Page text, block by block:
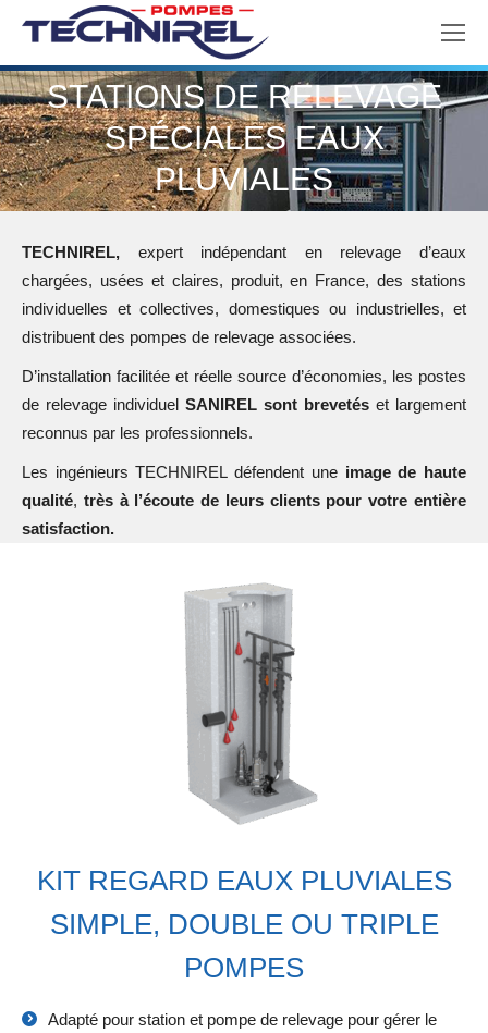
STATIONS DE RELEVAGE
SPÉCIALES EAUX
PLUVIALES
Vous êtes ici :
TECHNIREL, expert indépendant en relevage d’eaux
chargées, usées et claires, produit, en France, des stations
individuelles et collectives, domestiques ou industrielles, et
distribuent des pompes de relevage associées.
D’installation facilitée et réelle source d’économies, les postes
de relevage individuel SANIREL sont brevetés et largement
reconnus par les professionnels.
Les ingénieurs TECHNIREL défendent une image de haute
qualité, très à l’écoute de leurs clients pour votre entière
satisfaction.
KIT REGARD EAUX PLUVIALES
SIMPLE, DOUBLE OU TRIPLE
POMPES
Adapté pour station et pompe de relevage pour gérer le